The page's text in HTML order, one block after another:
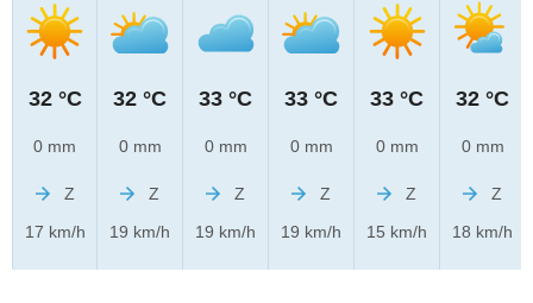
32 °C
0 mm
Z
17 km/h
32 °C
0 mm
Z
19 km/h
33 °C
0 mm
Z
19 km/h
33 °C
0 mm
Z
19 km/h
33 °C
0 mm
Z
15 km/h
32 °C
0 mm
Z
18 km/h